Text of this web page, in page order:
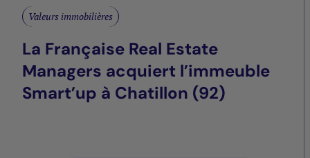
Valeurs immobilières
La Française Real Estate
Managers acquiert l’immeuble
Smart’up à Chatillon (92)